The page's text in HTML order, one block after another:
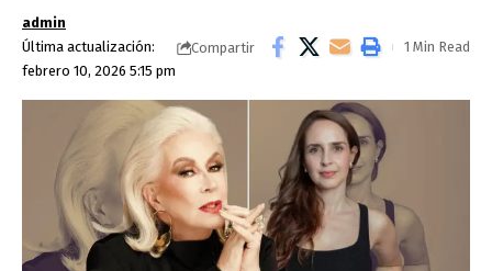
Última actualización:
febrero 10, 2026 5:15 pm
admin
Compartir
1 Min Read